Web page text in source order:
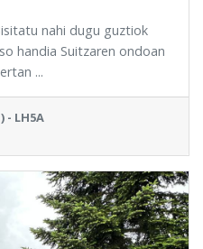
nahi dugu guztiok
handia Suitzaren ondoan
...
LH5A